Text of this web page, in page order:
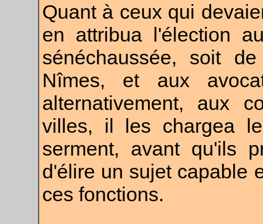
Quant à ceux qui
en attribua l'élection
sénéchaussée, soit
Nîmes, et aux
alternativement, aux
villes, il les chargea
serment, avant qu'ils
d'élire un sujet capable
ces fonctions.